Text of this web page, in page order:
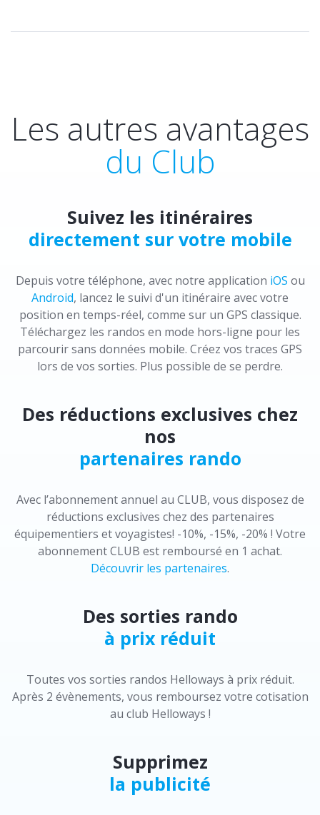
Les autres avantages
du Club
Suivez les itinéraires
directement sur votre mobile
Depuis votre téléphone, avec notre application iOS ou
Android, lancez le suivi d'un itinéraire avec votre
position en temps-réel, comme sur un GPS classique.
Téléchargez les randos en mode hors-ligne pour les
parcourir sans données mobile. Créez vos traces GPS
lors de vos sorties. Plus possible de se perdre.
Des réductions exclusives chez
nos
partenaires rando
Avec l’abonnement annuel au CLUB, vous disposez de
réductions exclusives chez des partenaires
équipementiers et voyagistes! -10%, -15%, -20% ! Votre
abonnement CLUB est remboursé en 1 achat.
Découvrir les partenaires.
Des sorties rando
à prix réduit
Toutes vos sorties randos Helloways à prix réduit.
Après 2 évènements, vous remboursez votre cotisation
au club Helloways !
Supprimez
la publicité